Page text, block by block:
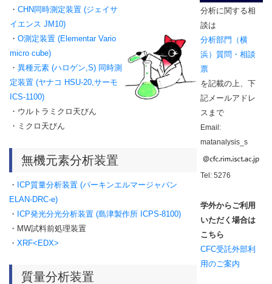
・ CHN同時測定装置 (ジェイサ
イエンス JM10)
・ O測定装置 (Elementar Vario
micro cube)
・ 異種元素 (ハロゲン,S) 同時測
定装置 (ヤナコ HSU-20,サーモ
ICS-1100)
・ウルトラミクロ天びん
・ミクロ天びん
無機元素分析装置
・ ICP質量分析装置 (パーキンエルマージャパン
ELAN-DRC-e)
・ ICP発光分光分析装置 (島津製作所 ICPS-8100)
・MW試料前処理装置
・ XRF<EDX>
質量分析装置
分析に関する相
談は
分析部門（横
浜）質問・相談
票
を記載の上、下
記メールアドレ
スまで
Email:
matanalysis_s
Tel: 5276
学外からご利用
いただく場合は
こちら
CFC受託外部利
用のご案内